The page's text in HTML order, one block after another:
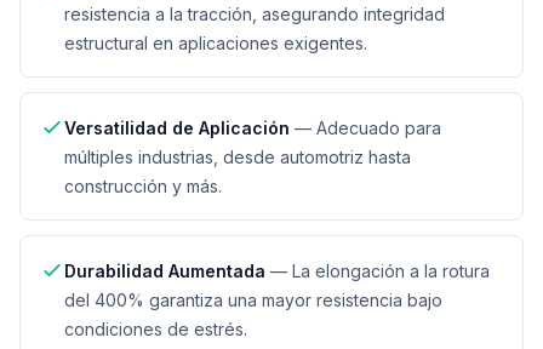
resistencia a la tracción, asegurando integridad
estructural en aplicaciones exigentes.
Versatilidad de Aplicación — Adecuado para
múltiples industrias, desde automotriz hasta
construcción y más.
Durabilidad Aumentada — La elongación a la rotura
del 400% garantiza una mayor resistencia bajo
condiciones de estrés.